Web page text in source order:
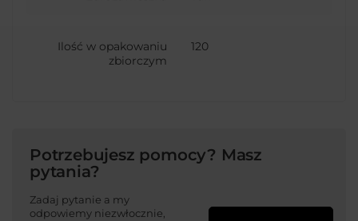
Ilość w opakowaniu
zbiorczym
120
Potrzebujesz pomocy? Masz
pytania?
Zadaj pytanie a my
odpowiemy niezwłocznie,